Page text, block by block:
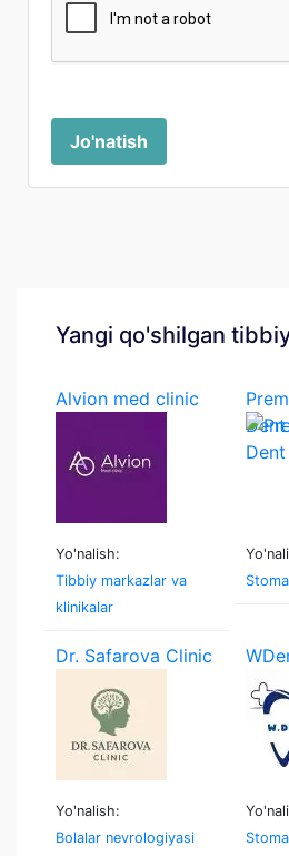
Jo'natish
Yangi qo'shilgan
Alvion med clinic
Yo'nalish:
Tibbiy markazlar va
klinikalar
Dent
Dr. Safarova Clinic
Yo'nalish:
Bolalar nevrologiyasi